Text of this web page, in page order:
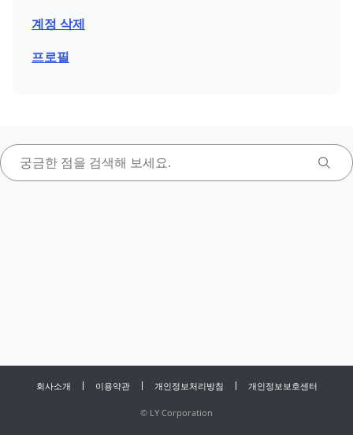
계정 삭제
프로필
회사소개 이용약관 개인정보처리방침 개인정보보호센터
© LY Corporation